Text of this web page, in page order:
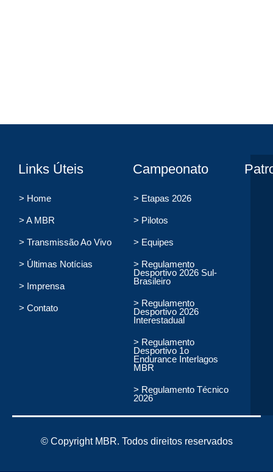
Links Úteis
> Home
> A MBR
> Transmissão Ao Vivo
> Últimas Notícias
> Imprensa
> Contato
Campeonato
> Etapas 2026
> Pilotos
> Equipes
> Regulamento
Desportivo 2026 Sul-
Brasileiro
> Regulamento
Desportivo 2026
Interestadual
> Regulamento
Desportivo 1o
Endurance Interlagos
MBR
> Regulamento Técnico
2026
© Copyright MBR. Todos direitos reservados